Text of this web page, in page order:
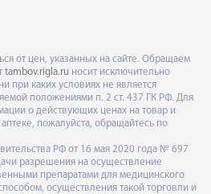
от цен, указанных на сайте. Обращаем
tambov.rigla.ru носит исключительно
при каких условиях не является
положениями п. 2 ст. 437 ГК РФ. Для
о действующих ценах на товар и
пожалуйста, обращайтесь по
РФ от 16 мая 2020 года № 697
разрешения на осуществление
препаратами для медицинского
осуществления такой торговли и